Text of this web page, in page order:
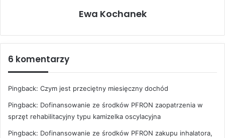
Ewa Kochanek
6 komentarzy
Pingback: Czym jest przeciętny miesięczny dochód
Pingback: Dofinansowanie ze środków PFRON zaopatrzenia w
sprzęt rehabilitacyjny typu kamizelka oscylacyjna
Pingback: Dofinansowanie ze środków PFRON zakupu inhalatora,